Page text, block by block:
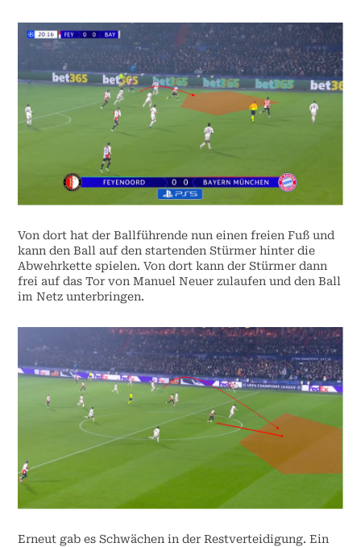
Von dort hat der Ballführende nun einen freien Fuß und
kann den Ball auf den startenden Stürmer hinter die
Abwehrkette spielen. Von dort kann der Stürmer dann
frei auf das Tor von Manuel Neuer zulaufen und den Ball
im Netz unterbringen.
Erneut gab es Schwächen in der Restverteidigung. Ein